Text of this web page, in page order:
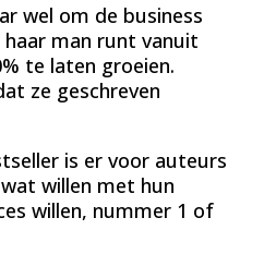
wel om de business
man runt vanuit
te laten groeien.
ze geschreven
is er voor auteurs
willen met hun
willen, nummer 1 of